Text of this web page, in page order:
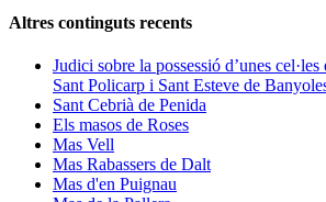
Altres continguts recents
Judici sobre la possessió d’unes
Sant Policarp i Sant Esteve de
Sant Cebrià de Penida
Els masos de Roses
Mas Vell
Mas Rabassers de Dalt
Mas d'en Puignau